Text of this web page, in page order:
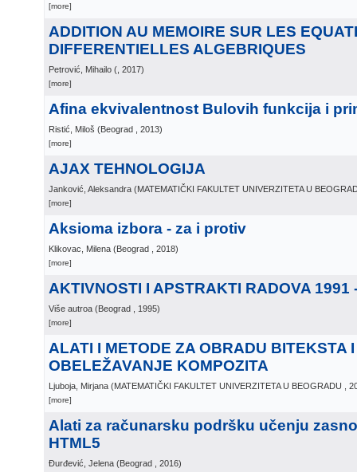
[more]
ADDITION AU MEМOIRE SUR LES
DIFFERENTIELLES ALGEBRIQUES
Petrović, Mihailo ( , 2017)
[more]
Afina ekvivalentnost Bulovih funkcija i
Ristić, Miloš (Beograd , 2013)
[more]
AJAX TEHNOLOGIJA
Janković, Aleksandra (MATEMATIČKI FAKULTET UNIVERZITETA U
[more]
Aksioma izbora - za i protiv
Klikovac, Milena (Beograd , 2018)
[more]
AKTIVNOSTI I APSTRAKTI RADOVA 1991
Više autroa (Beograd , 1995)
[more]
ALATI I METODE ZA OBRADU BITEKSTA I
OBELEŽAVANJE KOMPOZITA
Ljuboja, Mirjana (MATEMATIČKI FAKULTET UNIVERZITETA U BEOGRADU ,
[more]
Alati za računarsku podršku učenju
HTML5
Đurđević, Jelena (Beograd , 2016)